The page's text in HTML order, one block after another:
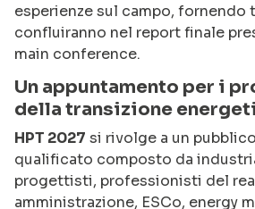
esperienze sul campo, fornendo
confluiranno nel report finale
main conference.
Un appuntamento per i
della transizione
HPT 2027 si rivolge a un
qualificato composto da
progettisti, professionisti del
amministrazione, ESCo, energy